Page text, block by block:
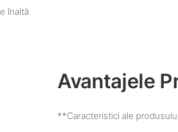
înaltă
Avantajele
**Caracteristici ale